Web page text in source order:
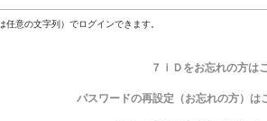
意の文字列）でログインできます。
７ｉＤをお忘れの方は
パスワードの再設定（お忘れの方）は